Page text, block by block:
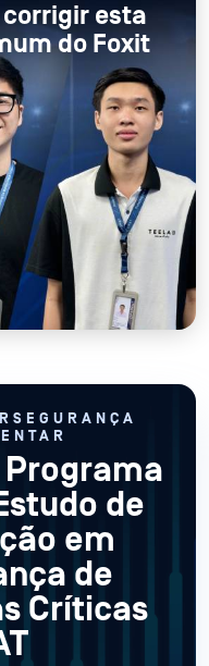
corrigir esta
do Foxit
de
em
de
Críticas